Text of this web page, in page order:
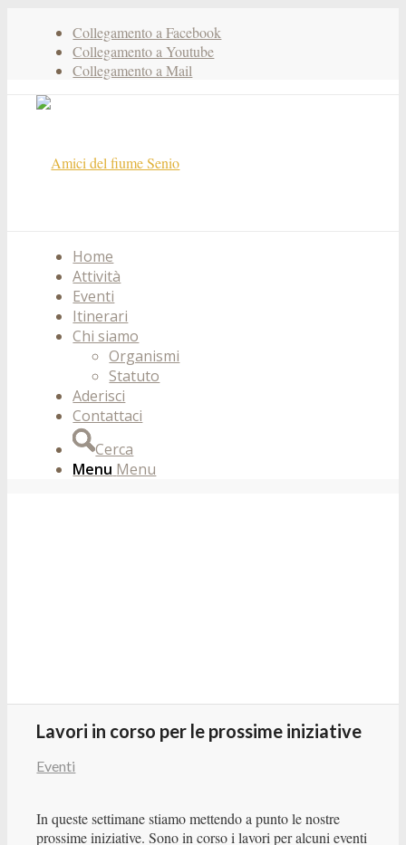
Collegamento a Facebook
Collegamento a Youtube
Collegamento a Mail
Home
Attività
Eventi
Itinerari
Chi siamo
Organismi
Statuto
Aderisci
Contattaci
Cerca
Menu Menu
Lavori in corso per le prossime iniziative
Eventi
In queste settimane stiamo mettendo a punto le nostre
prossime iniziative. Sono in corso i lavori per alcuni eventi